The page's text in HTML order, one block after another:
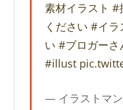
素材イラスト #
ください #イラ
い #ブロガーさ
#illust
— イラストマ